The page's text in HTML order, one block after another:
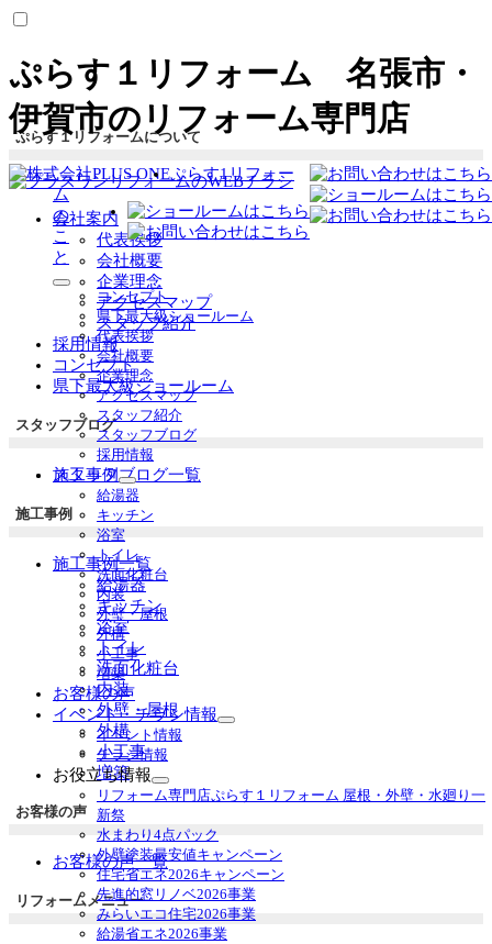
ぷらす１リフォーム 名張市・
伊賀市のリフォーム専門店
ぷらす1リフォー
ム
の
こ
と
サ
ニ
ュ
ー
展
コンセプト
県下最大級ショールーム
代表挨拶
会社概要
企業理念
アクセスマップ
スタッフ紹介
スタッフブログ
採用情報
施工事例
サ
ブ
ニ
ュ
ー
を
展
開
給湯器
キッチン
浴室
トイレ
洗面化粧台
内装
外壁・屋根
外構
小工事
増築
お客様の声
イベント・チラシ情報
サ
ニ
ュ
を
展
開
イベント情報
チラシ情報
お役立ち情報
サ
メ
ニ
ュ
ー
を
展
リフォーム専門店ぷらす１リフォーム 屋根・外壁・水廻り一
新祭
水まわり4点パック
外壁塗装最安値キャンペーン
住宅省エネ2026キャンペーン
先進的窓リノベ2026事業
みらいエコ住宅2026事業
給湯省エネ2026事業
ぷらす１リフォームについて
会社案内
代表挨拶
会社概要
企業理念
アクセスマップ
スタッフ紹介
採用情報
コンセプト
県下最大級ショールーム
スタッフブログ
スタッフブログ一覧
施工事例
施工事例一覧
給湯器
キッチン
浴室
トイレ
洗面化粧台
内装
外壁・屋根
外構
小工事
増築
お客様の声
お客様の声一覧
リフォームメニュー